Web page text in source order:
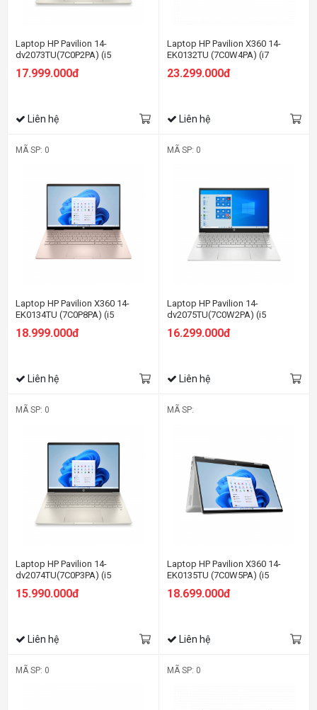
Laptop HP Pavilion 14-
dv2073TU(7C0P2PA) (i5
SSD/14 FHD/Win11/Vàng)
17.999.000đ
Liên hệ
Laptop HP Pavilion X360 14-
EK0132TU (7C0W4PA) (i7
SSD/14 FHD Cảm
23.299.000đ
Liên hệ
MÃ SP: 0
Laptop HP Pavilion X360 14-
EK0134TU (7C0P8PA) (i5
1235U/8GB RAM/512GB SSD/14
FHD Cảm ứng/Bút/Win11/Vàng)
18.999.000đ
Liên hệ
MÃ SP: 0
Laptop HP Pavilion 14-
dv2075TU(7C0W2PA) (i5
1235U/8GB RAM/512GB SSD/14
FHD/Win11/Bạc)
16.299.000đ
Liên hệ
MÃ SP: 0
Laptop HP Pavilion 14-
dv2074TU(7C0P3PA) (i5
FHD/Win11/Vàng)
15.990.000đ
Liên hệ
MÃ SP:
Laptop HP Pavilion X360 14-
EK0135TU (7C0W5PA) (i5
FHD Cảm ứng/Bút/Win11/Bạc)
18.699.000đ
Liên hệ
MÃ SP: 0 MÃ SP: 0